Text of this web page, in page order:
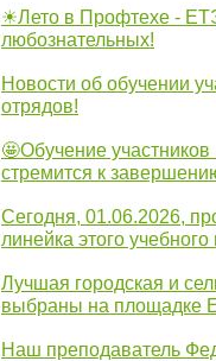
☀Лето в Профтехе -
любознательных!
Новости об обучении
отрядов!
🤩Обучение участников
стремится к
Сегодня, 01.06.2026,
линейка этого учебного
Лучшая городская и
выбраны на площадке
Наш преподаватель